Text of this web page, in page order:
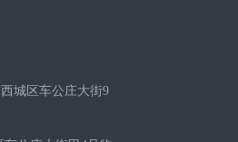
城区车公庄大街9